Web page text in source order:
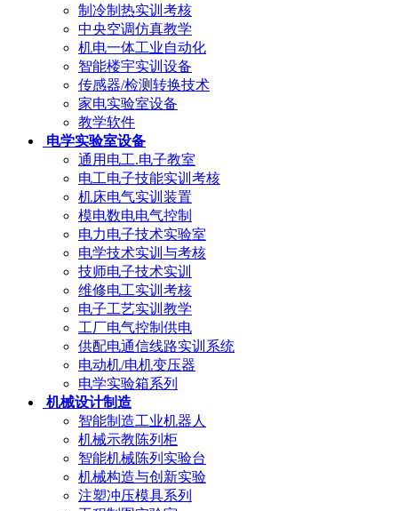
制冷制热实训考核
中央空调仿真教学
机电一体工业自动化
智能楼宇实训设备
传感器/检测转换技术
家电实验室设备
教学软件
电学实验室设备
通用电工.电子教室
电工电子技能实训考核
机床电气实训装置
模电数电电气控制
电力电子技术实验室
电学技术实训与考核
技师电子技术实训
维修电工实训考核
电子工艺实训教学
工厂电气控制供电
供配电通信线路实训系统
电动机/电机变压器
电学实验箱系列
机械设计制造
智能制造工业机器人
机械示教陈列柜
智能机械陈列实验台
机械构造与创新实验
注塑冲压模具系列